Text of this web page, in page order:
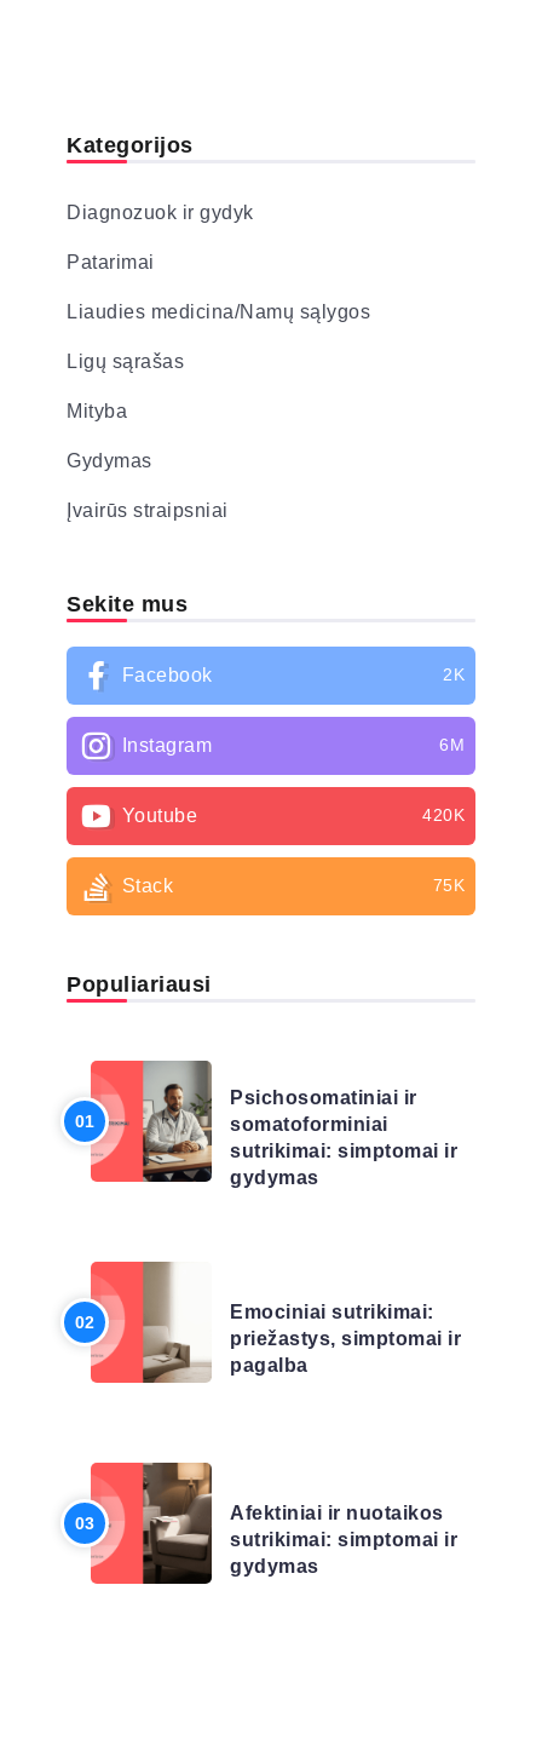
Kategorijos
Diagnozuok ir gydyk
Patarimai
Liaudies medicina/Namų sąlygos
Ligų sąrašas
Mityba
Gydymas
Įvairūs straipsniai
Sekite mus
Facebook 2K
Instagram 6M
Youtube 420K
Stack 75K
Populiariausi
Psichosomatiniai ir
somatoforminiai
sutrikimai: simptomai ir
gydymas
Emociniai sutrikimai:
priežastys, simptomai ir
pagalba
Afektiniai ir nuotaikos
sutrikimai: simptomai ir
gydymas